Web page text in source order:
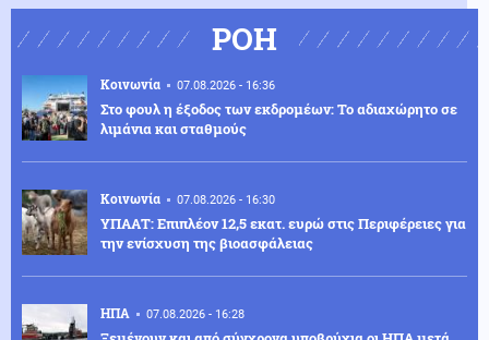
ΡΟΗ
Κοινωνία 07.08.2026 - 16:36
Στο φουλ η έξοδος των εκδρομέων: Το αδιαχώρητο σε
λιμάνια και σταθμούς
Κοινωνία 07.08.2026 - 16:30
ΥΠΑΑΤ: Επιπλέον 12,5 εκατ. ευρώ στις Περιφέρειες για
την ενίσχυση της βιοασφάλειας
ΗΠΑ 07.08.2026 - 16:28